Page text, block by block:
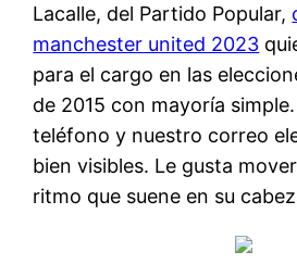
Lacalle, del Partido Popular,
manchester united 2023
para el cargo en las
de 2015 con mayoría
teléfono y nuestro correo
bien visibles. Le gusta
ritmo que suene en su